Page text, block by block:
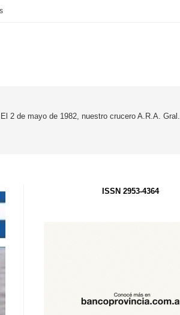
El 2 de mayo de 1982, nuestro crucero A.R.A.
ISSN 2953-4364